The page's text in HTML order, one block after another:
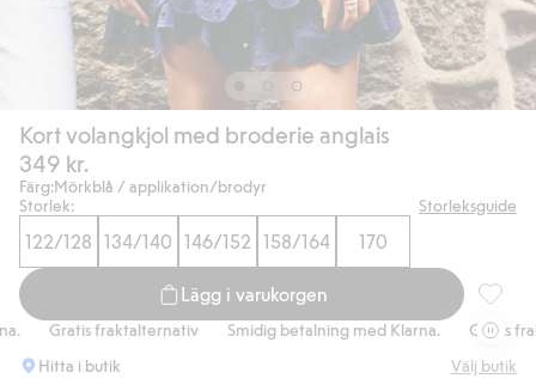
Kort volangkjol med broderie anglais
349 kr.
Färg:Mörkblå / applikation/brodyr
Storlek:
Storleksguide
122/128 134/140 146/152 158/164 170
Lägg i varukorgen
Kort
Gratis fraktalternativ Smidig betalning med Klarna.
Gratis
Hitta i butik
Välj butik